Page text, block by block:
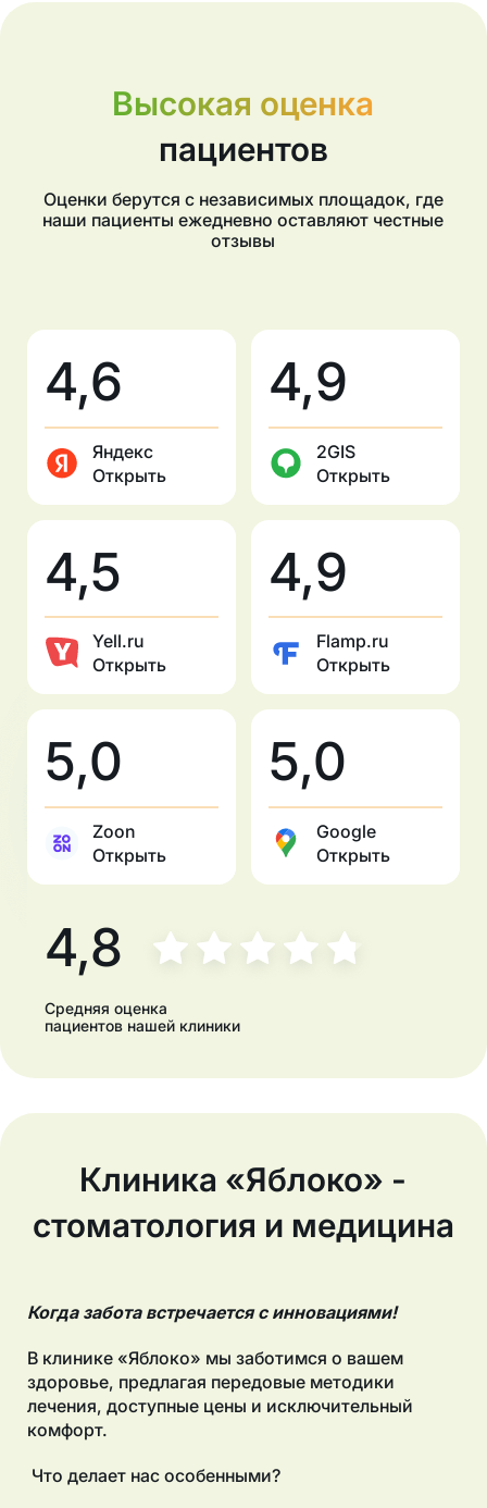
Высокая оценка
пациентов
Оценки берутся с независимых площадок, где
наши пациенты ежедневно оставляют честные
отзывы
4,6
Яндекс
Открыть
4,9
2GIS
Открыть
4,5
Yell.ru
Открыть
4,9
Flamp.ru
Открыть
5,0
Zoon
Открыть
5,0
Google
Открыть
4,8
Средняя оценка
пациентов нашей клиники
Клиника «Яблоко» -
стоматология и медицина
Когда забота встречается с инновациями!
В клинике «Яблоко» мы заботимся о вашем
здоровье, предлагая передовые методики
лечения, доступные цены и исключительный
комфорт.
Что делает нас особенными?